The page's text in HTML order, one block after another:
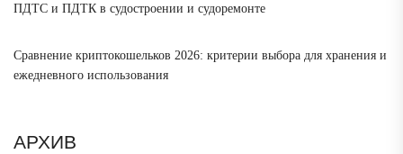
ПДТС и ПДТК в судостроении и судоремонте
Сравнение криптокошельков 2026: критерии выбора для хранения и
ежедневного использования
АРХИВ